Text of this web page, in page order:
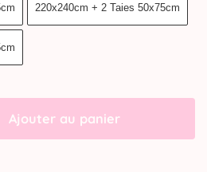
220x240cm + 2 Taies 50x75cm
Ajouter au panier